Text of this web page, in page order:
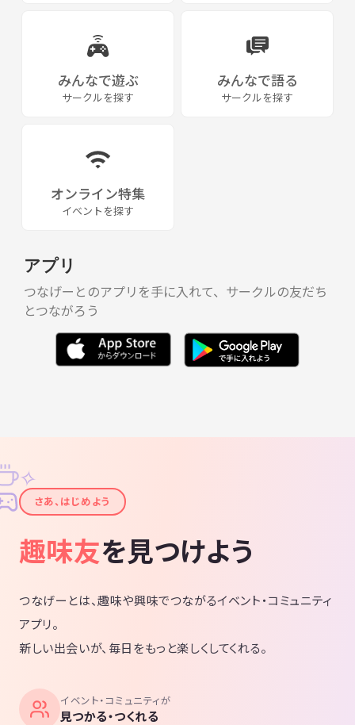
みんなで遊ぶ
サークルを探す
みんなで語る
サークルを探す
オンライン特集
イベントを探す
アプリ
つなげーとのアプリを手に入れて、サークルの友だち
とつながろう
✦
✧
さあ、はじめよう
趣味友を見つけよう
つなげーとは、趣味や興味でつながるイベント・コミュニティ
アプリ。
新しい出会いが、毎日をもっと楽しくしてくれる。
イベント・コミュニティが
見つかる・つくれる